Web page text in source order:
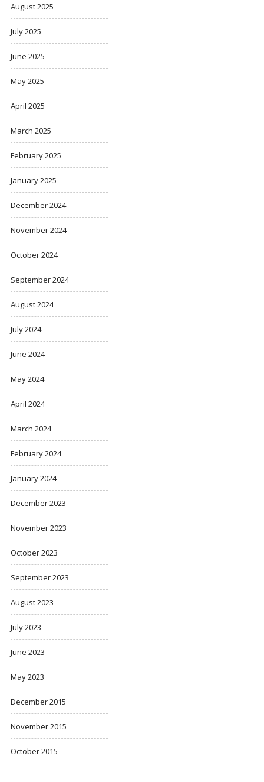
August 2025
July 2025
June 2025
May 2025
April 2025
March 2025
February 2025
January 2025
December 2024
November 2024
October 2024
September 2024
August 2024
July 2024
June 2024
May 2024
April 2024
March 2024
February 2024
January 2024
December 2023
November 2023
October 2023
September 2023
August 2023
July 2023
June 2023
May 2023
December 2015
November 2015
October 2015